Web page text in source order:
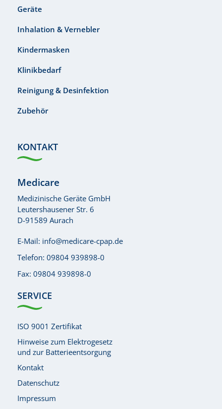
Geräte
Inhalation & Vernebler
Kindermasken
Klinikbedarf
Reinigung & Desinfektion
Zubehör
KONTAKT
Medicare
Medizinische Geräte GmbH
Leutershausener Str. 6
D-91589 Aurach
E-Mail: info@medicare-cpap.de
Telefon: 09804 939898-0
Fax: 09804 939898-0
SERVICE
ISO 9001 Zertifikat
Hinweise zum Elektrogesetz
und zur Batterieentsorgung
Kontakt
Datenschutz
Impressum